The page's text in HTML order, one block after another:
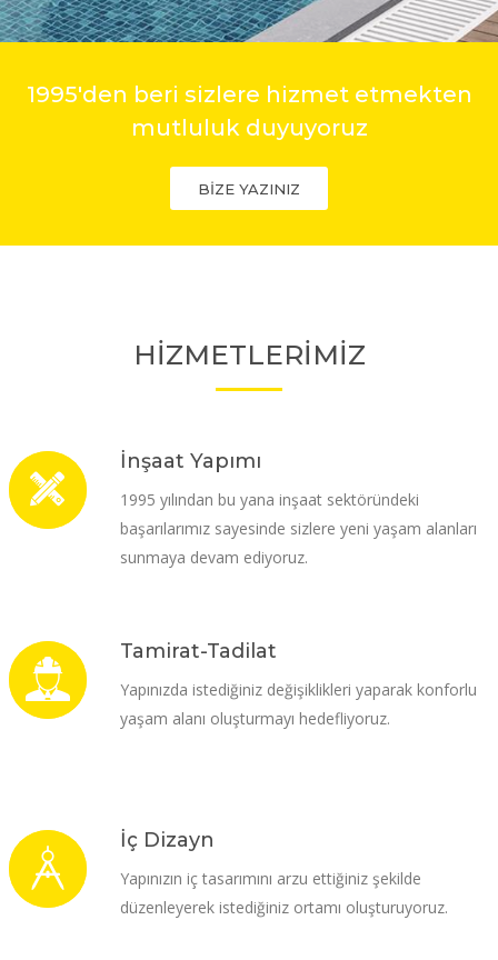
1995'den beri sizlere hizmet etmekten
mutluluk duyuyoruz
BİZE YAZINIZ
HİZMETLERİMİZ
İnşaat Yapımı
1995 yılından bu yana inşaat sektöründeki
başarılarımız sayesinde sizlere yeni yaşam alanları
sunmaya devam ediyoruz.
Tamirat-Tadilat
Yapınızda istediğiniz değişiklikleri yaparak konforlu
yaşam alanı oluşturmayı hedefliyoruz.
İç Dizayn
Yapınızın iç tasarımını arzu ettiğiniz şekilde
düzenleyerek istediğiniz ortamı oluşturuyoruz.